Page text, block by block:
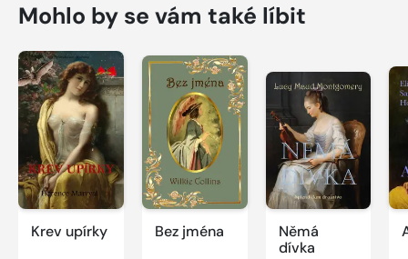
Mohlo by se vám také líbit
Krev upírky Bez jména
Němá
dívka